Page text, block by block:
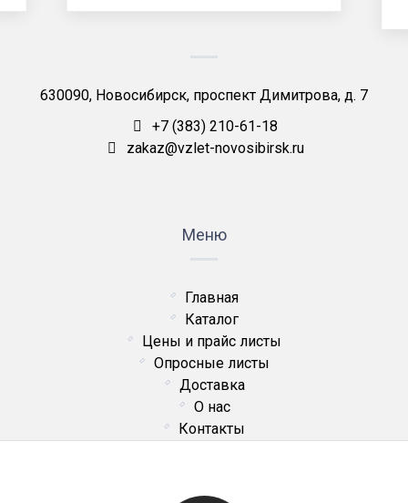
630090, Новосибирск, проспект Димитрова, д. 7
+7 (383) 210-61-18
zakaz@vzlet-novosibirsk.ru
Меню
Главная
Каталог
Цены и прайс листы
Опросные листы
Доставка
О нас
Контакты